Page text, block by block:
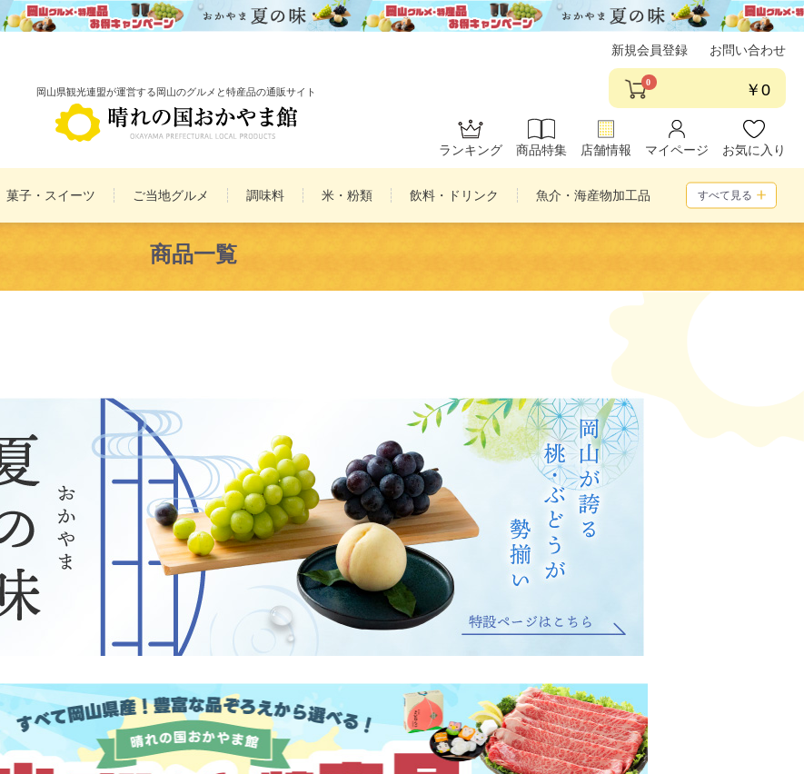
岡山県観光連盟が運営する岡山のグルメと特産品の通販サイト
新規会員登録 お問い合わせ
0 ￥0
ランキング 商品特集 店舗情報 マイページ お気に入り
菓子・スイーツ ご当地グルメ 調味料 米・粉類 飲料・ドリンク 魚介・海産物加工品
民工芸品
すべて見る
商品一覧